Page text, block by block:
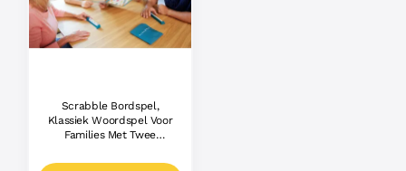
Scrabble Bordspel,
Klassiek Woordspel Voor
Families Met Twee
Voor 2-4 Spelers,